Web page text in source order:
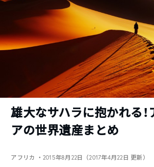
雄大なサハラに抱かれる！
アの世界遺産まとめ
アフリカ ・2015年8月22日（2017年4月22日 更新）